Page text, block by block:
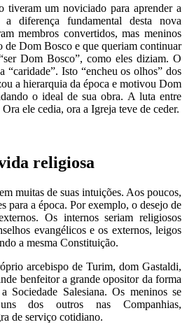
tiveram um noviciado para aprender a
diferença fundamental desta nova
membros convertidos, mas meninos
de Dom Bosco e que queriam continuar
Dom Bosco”, como eles diziam. O
“caridade”. Isto “encheu os olhos” dos
a hierarquia da época e motivou Dom
o ideal de sua obra. A luta entre
ele cedia, ora a Igreja teve de ceder.
religiosa
muitas de suas intuições. Aos poucos,
para a época. Por exemplo, o desejo de
Os internos seriam religiosos
evangélicos e os externos, leigos
a mesma Constituição.
arcebispo de Turim, dom Gastaldi,
benfeitor a grande opositor da forma
Sociedade Salesiana. Os meninos se
dos outros nas Companhias,
de serviço cotidiano.